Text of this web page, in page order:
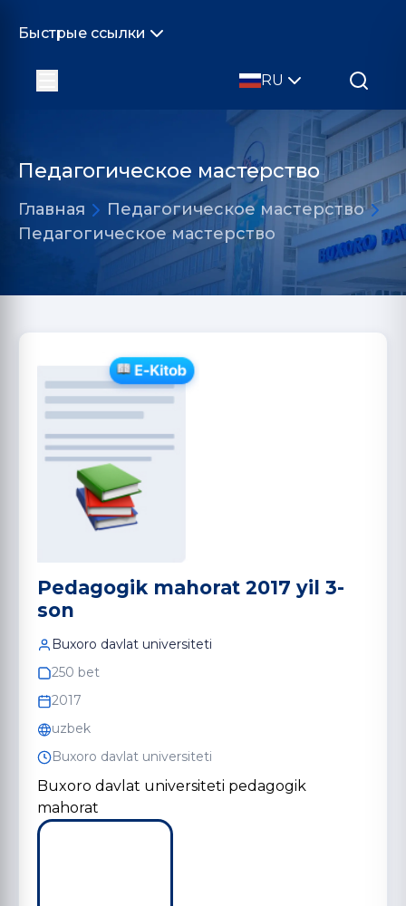
Быстрые ссылки
RU
Педагогическое мастерство
Главная
Педагогическое мастерство
Педагогическое мастерство
Pedagogik mahorat 2017 yil 3-
son
Buxoro davlat universiteti
250 bet
2017
uzbek
Buxoro davlat universiteti
Buxoro davlat universiteti pedagogik
mahorat